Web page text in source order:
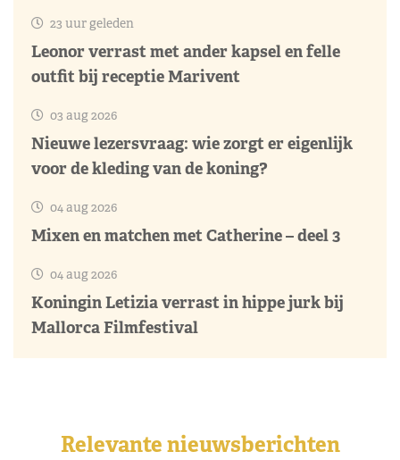
23 uur geleden
Leonor verrast met ander kapsel en felle
outfit bij receptie Marivent
03 aug 2026
Nieuwe lezersvraag: wie zorgt er eigenlijk
voor de kleding van de koning?
04 aug 2026
Mixen en matchen met Catherine – deel 3
04 aug 2026
Koningin Letizia verrast in hippe jurk bij
Mallorca Filmfestival
Relevante nieuwsberichten